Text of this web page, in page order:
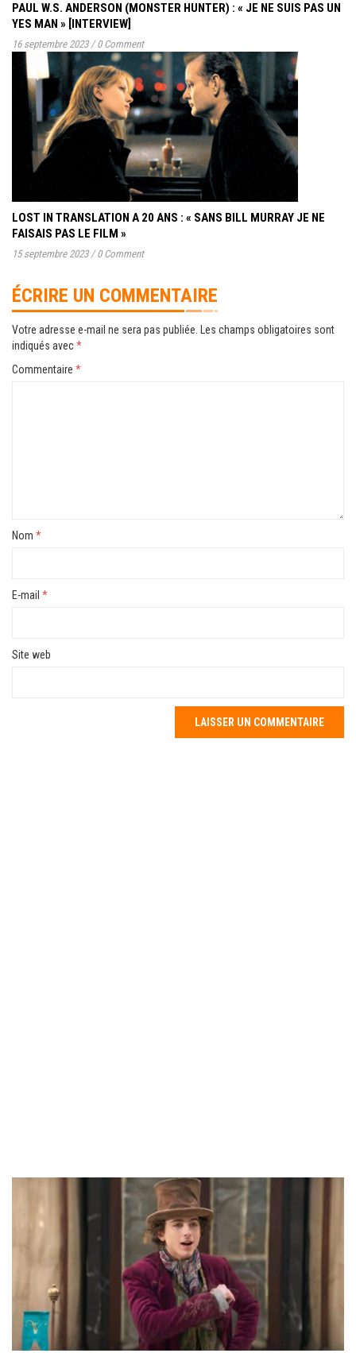
PAUL W.S. ANDERSON (MONSTER HUNTER) : « JE NE SUIS PAS UN
YES MAN » [INTERVIEW]
16 septembre 2023 / 0 Comment
LOST IN TRANSLATION A 20 ANS : « SANS BILL MURRAY JE NE
FAISAIS PAS LE FILM »
15 septembre 2023 / 0 Comment
ÉCRIRE UN COMMENTAIRE
Votre adresse e-mail ne sera pas publiée. Les champs obligatoires sont
indiqués avec*
Commentaire *
Nom *
E-mail *
Site web